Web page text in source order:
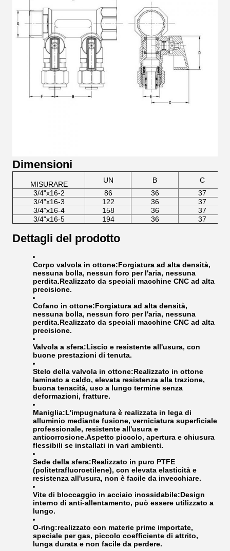
Dimensioni
MISURARE UN B
C
3/4"x16-2
86 36
37
3/4"x16-3
122 36
37
3/4"x16-4
158 36
37
3/4"x16-5
194 36 37
Dettagli del prodotto
Corpo valvola in ottone:Forgiatura ad alta densità,
nessuna bolla, nessun foro per l'aria, nessuna
perdita.Realizzato da speciali macchine CNC ad alta
precisione.
Cofano in ottone:Forgiatura ad alta densità,
nessuna bolla, nessun foro per l'aria, nessuna
perdita.Realizzato da speciali macchine CNC ad alta
precisione.
Valvola a sfera:Liscio e resistente all'usura, con
buone prestazioni di tenuta.
Stelo della valvola in ottone:Realizzato in ottone
laminato a caldo, elevata resistenza alla trazione,
buona tenacità, uso a lungo termine senza
deformazioni, fratture.
Maniglia:L'impugnatura è realizzata in lega di
alluminio mediante fusione, verniciatura superficiale
professionale, resistente all'usura e
anticorrosione.Aspetto piccolo, apertura e chiusura
flessibili se installati in vari ambienti.
Sede della sfera:Realizzato in puro PTFE
(politetrafluoroetilene), con elevata elasticità e
resistenza all'usura, non è facile da invecchiare.
Vite di bloccaggio in acciaio inossidabile:Design
interno di anti-allentamento, può essere utilizzato a
lungo.
O-ring:realizzato con materie prime importate,
speciale per gas, piccolo coefficiente di attrito,
lunga durata e non facile da perdere.